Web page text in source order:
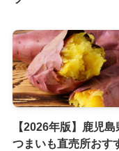
【2026年版】鹿児島
つまいも直売所おす